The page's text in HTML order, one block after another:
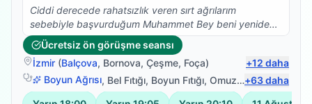
Ciddi derecede rahatsızlık veren sırt ağrılarım
sebebiyle başvurduğum Muhammet Bey beni yeniden
sağlığıma kavuşturdu. Herkese gönül rahatlığıyla
tavsiye ederim
Ücretsiz ön görüşme seansı
İzmir (Balçova, Bornova, Çeşme, Foça) +12 daha
Boyun Ağrısı, Bel Fıtığı, Boyun Fıtığı, Omuz Bağ Yaralanması +63daha